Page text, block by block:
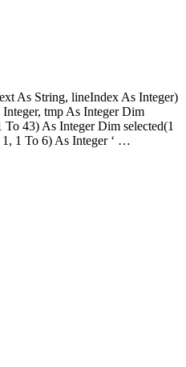
As String, lineIndex As Integer)
tmp As Integer Dim
43) As Integer Dim selected(1
1 To 6) As Integer ‘ …